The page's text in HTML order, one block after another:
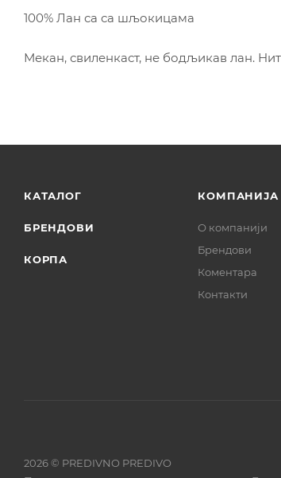
100% Лан са са шљокицама
Мекан, свиленкаст, не бодљикав лан.
КАТАЛОГ
БРЕНДОВИ
КОРПА
КОМПАНИЈА
О компанији
Брендови
Коментара
Контакти
2026 © PREDIVNO PREDIVO